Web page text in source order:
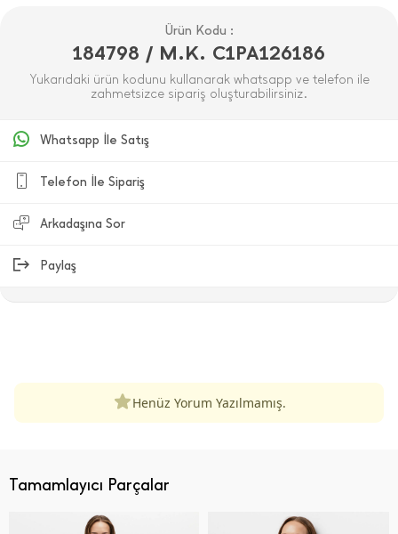
Ürün Kodu :
184798 / M.K. C1PA126186
Yukarıdaki ürün kodunu kullanarak whatsapp ve telefon ile
zahmetsizce sipariş oluşturabilirsiniz.
Whatsapp İle Satış
Telefon İle Sipariş
Arkadaşına Sor
Paylaş
Henüz Yorum Yazılmamış.
Tamamlayıcı Parçalar